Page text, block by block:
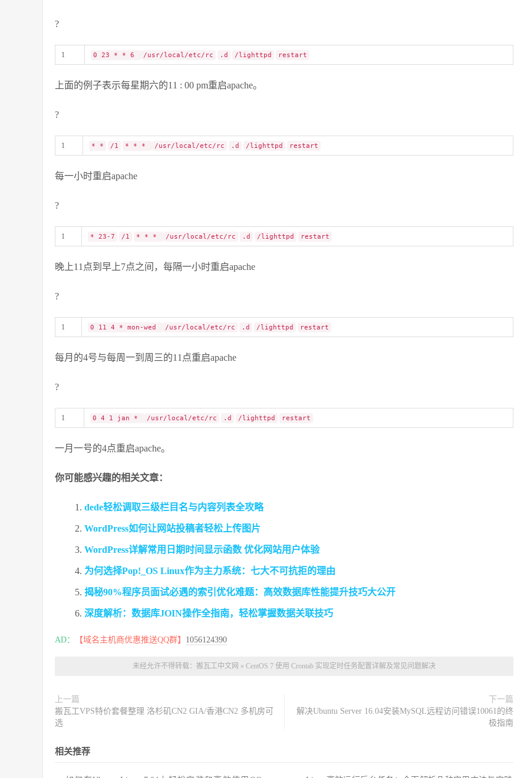
?
1 0 23 * * 6 /usr/local/etc/rc .d /lighttpd restart
上面的例子表示每星期六的11 : 00 pm重启apache。
?
1 * * /1 * * * /usr/local/etc/rc .d /lighttpd restart
每一小时重启apache
?
1 * 23-7 /1 * * * /usr/local/etc/rc .d /lighttpd restart
晚上11点到早上7点之间，每隔一小时重启apache
?
1 0 11 4 * mon-wed /usr/local/etc/rc .d /lighttpd restart
每月的4号与每周一到周三的11点重启apache
?
1 0 4 1 jan * /usr/local/etc/rc .d /lighttpd restart
一月一号的4点重启apache。
你可能感兴趣的相关文章：
dede轻松调取三级栏目名与内容列表全攻略
WordPress如何让网站投稿者轻松上传图片
WordPress详解常用日期时间显示函数 优化网站用户体验
为何选择Pop!_OS Linux作为主力系统：七大不可抗拒的理由
揭秘90%程序员面试必遇的索引优化难题：高效数据库性能提升技巧大公开
深度解析：数据库JOIN操作全指南，轻松掌握数据关联技巧
AD： 【域名主机商优惠推送QQ群】 1056124390
未经允许不得转载： 搬瓦工中文网 » CentOS 7 使用 Crontab 实现定时任务配置详解及常见问题解决
上一篇
搬瓦工VPS特价套餐整理 洛杉矶CN2 GIA/香港CN2 多机房可
选
下一篇
解决Ubuntu Server 16.04安装MySQL远程访问错误10061的终
极指南
相关推荐